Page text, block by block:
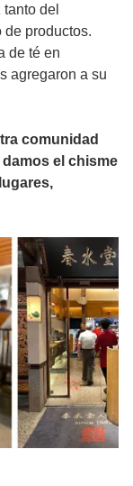
del
de productos.
de té en
agregaron a su
comunidad
el chisme